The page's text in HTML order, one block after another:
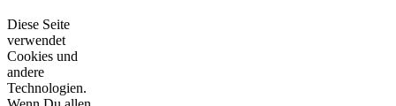
Diese Seite
verwendet
Cookies und
andere
Technologien.